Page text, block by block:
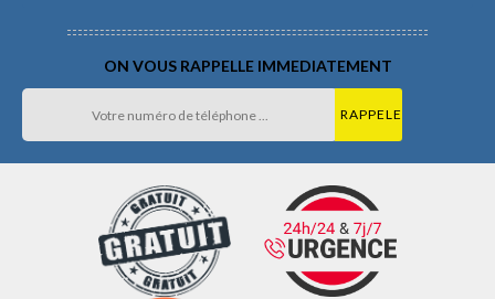
ON VOUS RAPPELLE IMMEDIATEMENT